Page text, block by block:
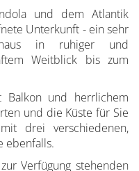
und dem Atlantik
Unterkunft - ein sehr
in ruhiger und
Weitblick bis zum
und herrlichem
und die Küste für Sie
drei verschiedenen,
ebenfalls.
Verfügung stehenden